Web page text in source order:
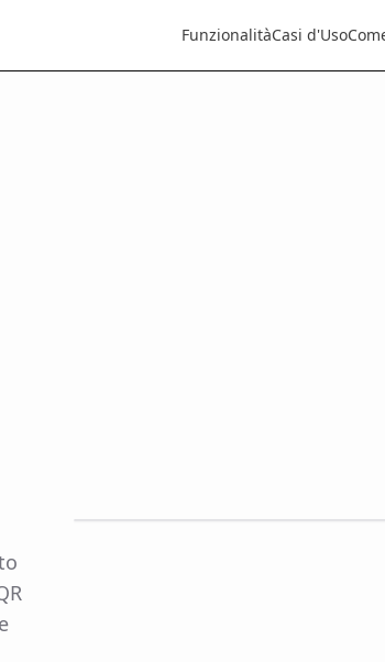
FunzionalitàCasi d'Uso